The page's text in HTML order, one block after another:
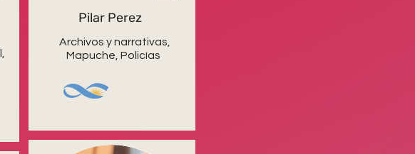
Pilar Perez
Archivos y narrativas,
Mapuche, Policías